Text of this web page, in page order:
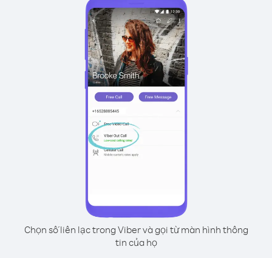
Chọn số liên lạc trong Viber và gọi từ màn hình thông
tin của họ